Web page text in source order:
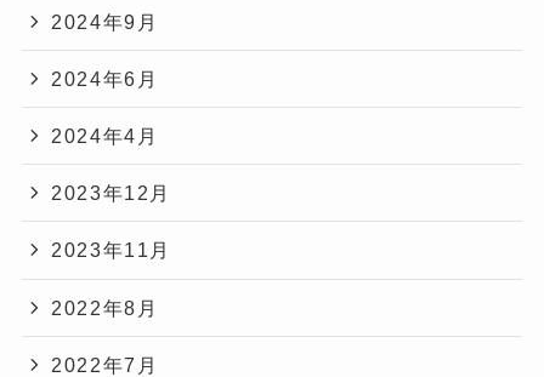
2024年9月
2024年6月
2024年4月
2023年12月
2023年11月
2022年8月
2022年7月